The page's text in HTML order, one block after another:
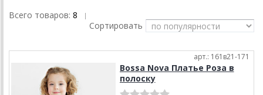
Всего товаров: 8 |
Сортировать
арт.: 161в21-171
Bossa Nova Платье Роза в
полоску